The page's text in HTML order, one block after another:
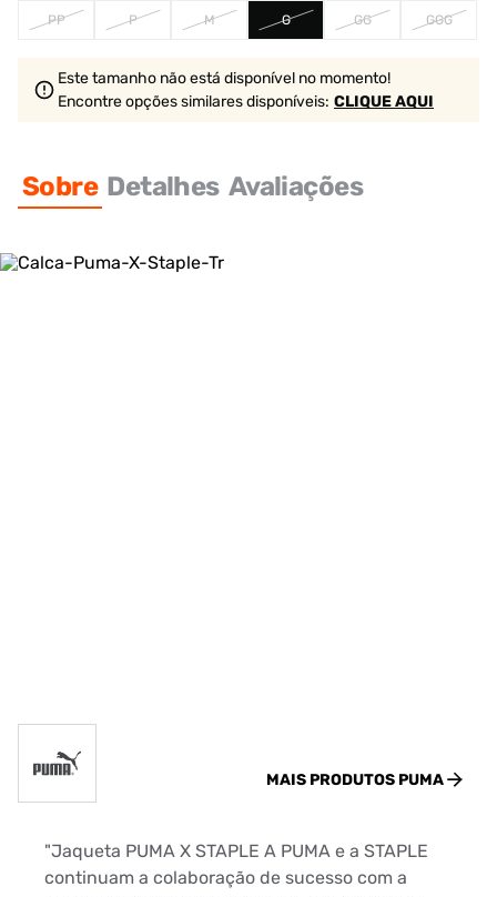
PP P M G GG GGG
Este tamanho não está disponível no momento!
Encontre opções similaresdisponíveis: CLIQUE AQUI
Sobre Detalhes Avaliações
MAIS PRODUTOS PUMA
"Jaqueta PUMA X STAPLE A PUMA e a STAPLE
continuam a colaboração de sucesso com a